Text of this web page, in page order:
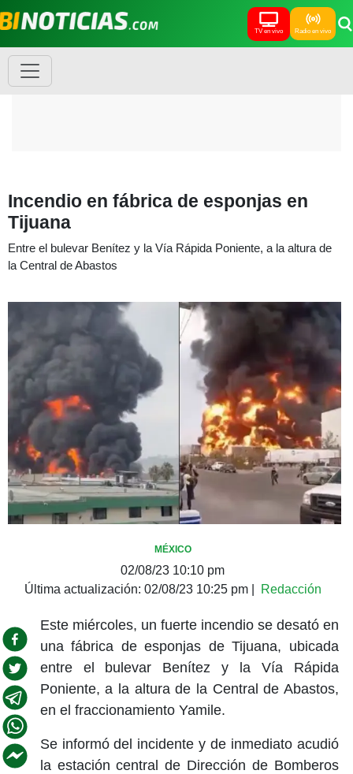
TV en vivo Radio en vivo
Incendio en fábrica de esponjas en
Tijuana
Entre el bulevar Benítez y la Vía Rápida Poniente, a la altura de
la Central de Abastos
MÉXICO
02/08/23 10:10 pm
Última actualización: 02/08/23 10:25 pm| Redacción
Este miércoles, un fuerte incendio se desató en
una fábrica de esponjas de Tijuana, ubicada
entre el bulevar Benítez y la Vía Rápida
Poniente, a la altura de la Central de Abastos,
en el fraccionamiento Yamile.
Se informó del incidente y de inmediato acudió
la estación central de Dirección de Bomberos